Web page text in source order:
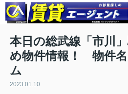
本日の総武線「市川
め物件情報！ 物件
ム
2023.01.10